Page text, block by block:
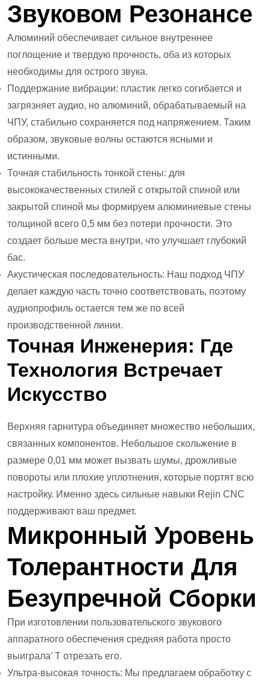
Звуковом Резонансе
Алюминий обеспечивает сильное внутреннее
поглощение и твердую прочность, оба из которых
необходимы для острого звука.
Поддержание вибрации: пластик легко согибается и
загрязняет аудио, но алюминий, обрабатываемый на
ЧПУ, стабильно сохраняется под напряжением. Таким
образом, звуковые волны остаются ясными и
истинными.
Точная стабильность тонкой стены: для
высококачественных стилей с открытой спиной или
закрытой спиной мы формируем алюминиевые стены
толщиной всего 0,5 мм без потери прочности. Это
создает больше места внутри, что улучшает глубокий
бас.
Акустическая последовательность: Наш подход ЧПУ
делает каждую часть точно соответствовать, поэтому
аудиопрофиль остается тем же по всей
производственной линии.
Точная Инженерия: Где
Технология Встречает
Искусство
Верхняя гарнитура объединяет множество небольших,
связанных компонентов. Небольшое скольжение в
размере 0,01 мм может вызвать шумы, дрожливые
повороты или плохие уплотнения, которые портят всю
настройку. Именно здесь сильные навыки Rejin CNC
поддерживают ваш предмет.
Микронный Уровень
Толерантности Для
Безупречной Сборки
При изготовлении пользовательского звукового
аппаратного обеспечения средняя работа просто
выиграла’ T отрезать его.
Ультра-высокая точность: Мы предлагаем обработку с